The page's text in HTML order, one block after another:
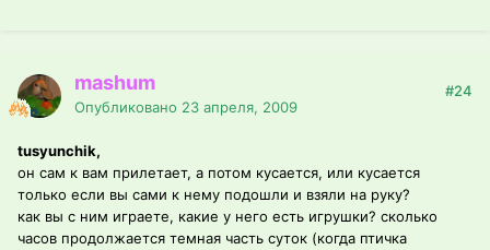
mashum
Опубликовано 23 апреля, 2009
#24
tusyunchik,
он сам к вам прилетает, а потом кусается, или кусается
только если вы сами к нему подошли и взяли на руку?
как вы с ним играете, какие у него есть игрушки? сколько
часов продолжается темная часть суток (когда птичка